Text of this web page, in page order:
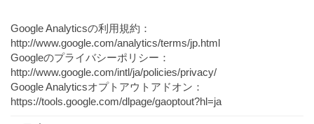
Google Analyticsの利用規約：
http://www.google.com/analytics/terms/jp.html
Googleのプライバシーポリシー：
http://www.google.com/intl/ja/policies/privacy/
Google Analyticsオプトアウトアドオン：
https://tools.google.com/dlpage/gaoptout?hl=ja